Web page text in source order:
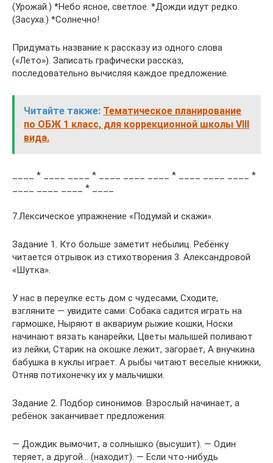
(Урожай.) *Небо ясное, светлое. *Дожди идут редко.
(Засуха.) *Солнечно!
Придумать название к рассказу из одного слова
(«Лето»). Записать графически рассказ,
последовательно вычисляя каждое предложение.
Читайте также: Тематическое планирование
по ОБЖ 1 класс, для коррекционной школы VIII
вида.
____ * ____ ____ * ____ ____ ____ * ____ ____ ____ *
____ ____ ____ * ____
7.Лексическое упражнение «Подумай и скажи».
Задание 1. Кто больше заметит небылиц. Ребёнку
читается отрывок из стихотворения 3. Александровой
«Шутка».
У нас в переулке есть дом с чудесами, Сходите,
взгляните — увидите сами: Собака садится играть на
гармошке, Ныряют в аквариум рыжие кошки, Носки
начинают вязать канарейки, Цветы малышей поливают
из лейки, Старик на окошке лежит, загорает, А внучкина
бабушка в куклы играет. А рыбы читают веселые книжки,
Отняв потихонечку их у мальчишки.
Задание 2. Подбор синонимов. Взрослый начинает, а
ребёнок заканчивает предложения:
— Дождик вымочит, а солнышко (высушит). — Один
теряет, а другой… (находит). — Если что-нибудь